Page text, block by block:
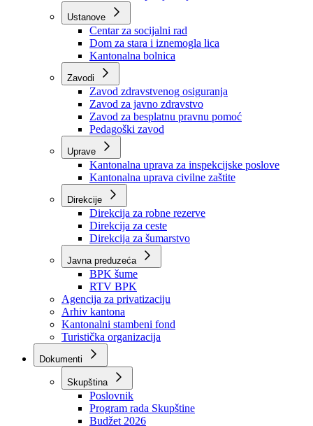
Služba za odnose s javnošću
Služba za zajedničke poslove
Služba za zapošljavanje
Ustanove
Centar za socijalni rad
Dom za stara i iznemogla lica
Kantonalna bolnica
Zavodi
Zavod zdravstvenog osiguranja
Zavod za javno zdravstvo
Zavod za besplatnu pravnu pomoć
Pedagoški zavod
Kantonalna uprava za inspekcijske poslove
Kantonalna uprava civilne zaštite
Direkcije
Direkcija za robne rezerve
Direkcija za ceste
Direkcija za šumarstvo
Javna preduzeća
BPK šume
RTV BPK
Agencija za privatizaciju
Arhiv kantona
Kantonalni stambeni fond
Turistička organizacija
Dokumenti
Skupština